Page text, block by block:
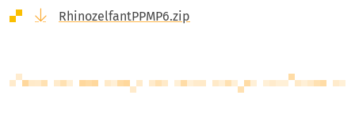
RhinozelfantPPMP6.zip